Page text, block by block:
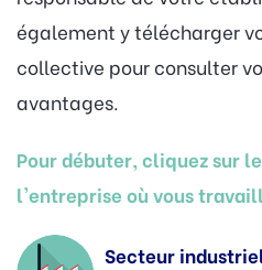
également y télécharger
collective pour consulter
avantages.
Pour débuter, cliquez sur
l'entreprise où vous
Secteur